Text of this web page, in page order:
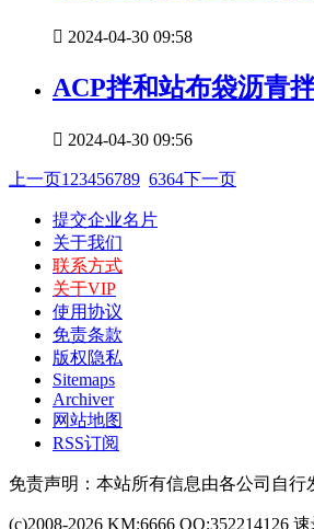
 2024-04-30 09:58
ACP拌和站布袋沥青
 2024-04-30 09:56
上一页1 23456789 6364下一页
提交企业名片
关于我们
联系方式
关于VIP
使用协议
免责条款
版权隐私
Sitemaps
Archiver
网站地图
RSS订阅
免责声明：本站所有信息由各公司自
(c)2008-2026 KM:6666 QQ:352214126